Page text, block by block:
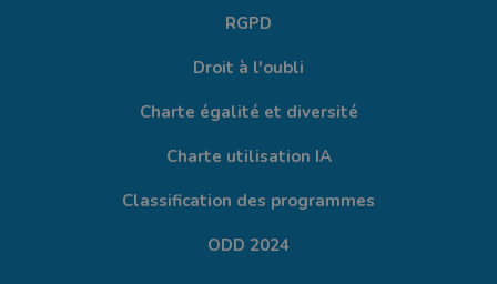
RGPD
Droit à l'oubli
Charte égalité et diversité
Charte utilisation IA
Classification des programmes
ODD 2024